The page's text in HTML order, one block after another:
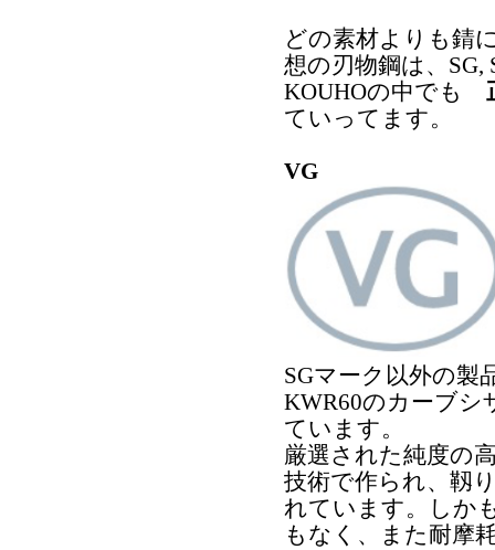
どの素材よりも錆
想の刃物鋼は、SG,
KOUHOの中でも
ていってます。
VG
SGマーク以外の製
KWR60のカーブシ
ています。
厳選された純度の
技術で作られ、靱
れています。しか
もなく、また耐摩